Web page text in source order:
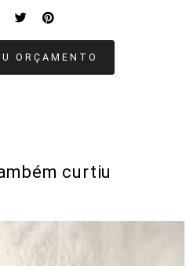
ORÇAMENTO
curtiu